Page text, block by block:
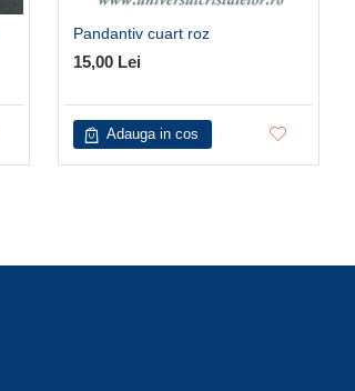
Pandantiv cuart roz
15,00 Lei
Adauga in cos